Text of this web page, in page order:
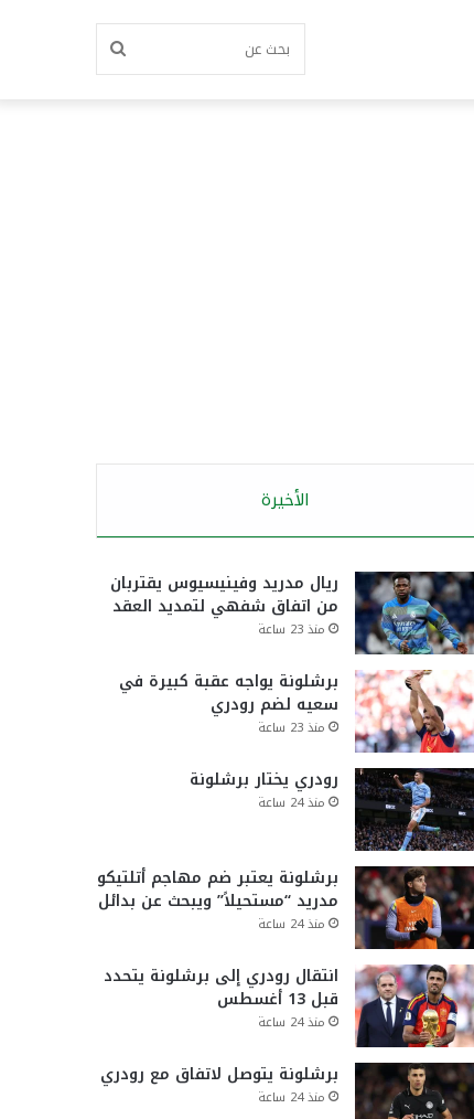
بحث
الأخيرة
ريال مدريد وفينيسيوس يقتربان
من اتفاق شفهي لتمديد العقد
منذ 23 ساعة
برشلونة يواجه عقبة كبيرة في
سعيه لضم رودري
منذ 23 ساعة
رودري يختار برشلونة
منذ 24 ساعة
برشلونة يعتبر ضم مهاجم أتلتيكو
مدريد “مستحيلاً” ويبحث عن بدائل
منذ 24 ساعة
انتقال رودري إلى برشلونة يتحدد
قبل 13 أغسطس
منذ 24 ساعة
برشلونة يتوصل لاتفاق مع رودري
منذ 24 ساعة